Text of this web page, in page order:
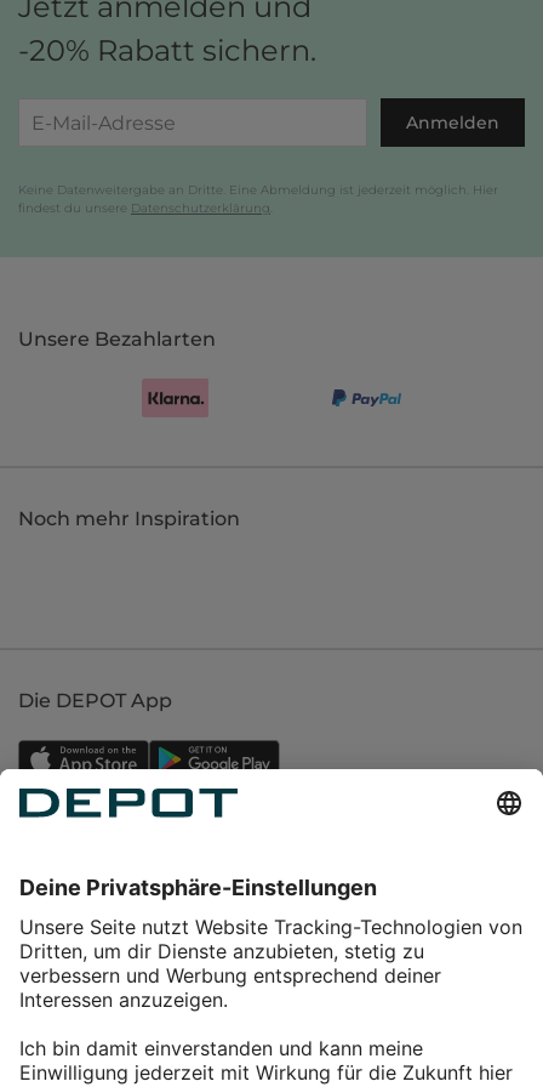
-20% Rabatt sichern.
Anmelden
Keine Datenweitergabe an Dritte. Eine Abmeldung ist jederzeit möglich. Hier
findest du unsere Datenschutzerklärung
Unsere Bezahlarten
Noch mehr Inspiration
Die DEPOT App
Service
Über DEPOT
Kontakt